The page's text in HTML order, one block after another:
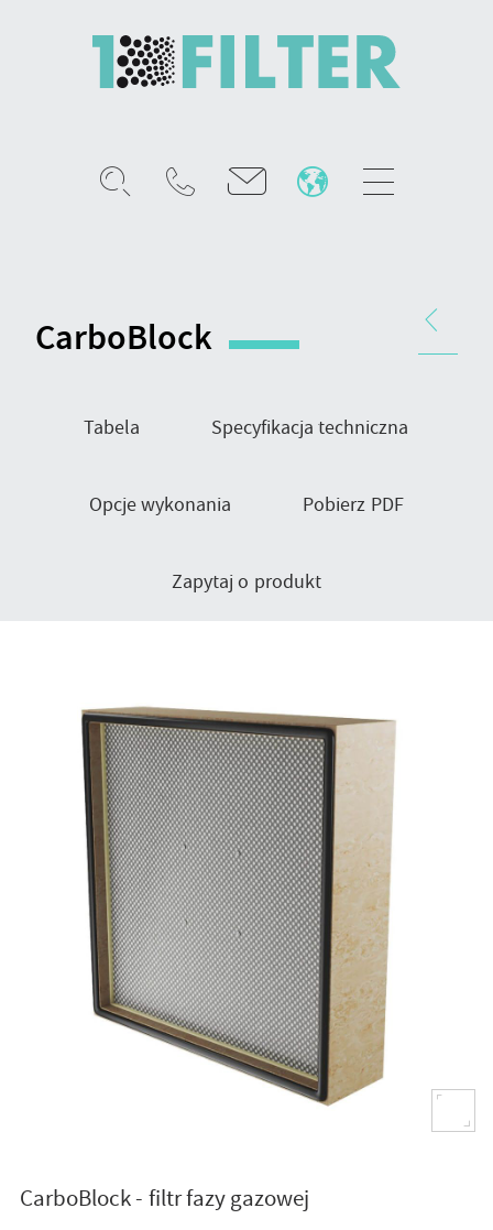
gazowejCarboBlock
produktu
Tabela Specyfikacja techniczna
Opcje wykonania Pobierz PDF
Zapytaj o produkt
CarboBlock - filtr fazy gazowej